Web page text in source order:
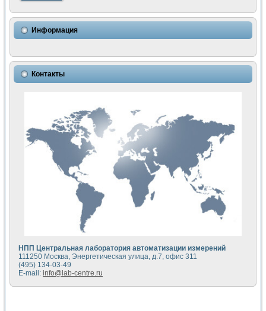
Использование NI LabVIEW для математического
Исследовние возможности создания измерителя ВАХ
Математическое моделирование генератора сигналов -
Применение осциллографического модуля с высоким
Симуляция отклика импульсного радиолокационного
Автоматизация формирования уравнений состояния для
Разработка автоматизированного стенда для измерения
Применение среды LabVIEW для построения картины
Портативная система для определения показателей
Использование LabVIEW для управления источником
Устройство для снятия вольт-амперных характеристик
Передовые научные технологии: нано-, фемто-,
Автоматизированная установка по измерению временных
Автоматизированный лабораторный комплекс на базе
Визуализация моделирования и оптимизации тепловой
Виртуальный прибор для исследования функциональных
Исследование возможности создания экономичного
Исследование кинетики движения макрочастиц в
Метод прогнозирования свойств дисперсных продуктов
Недорогая система управления сверхпроводящим
Применение технологий NI в курсе экспериментальной
Расчет переноса аэрозоля и выпадения осадка в
Информация
Контакты
НПП Центральная лаборатория автоматизации измерений
111250 Москва, Энергетическая улица, д.7, офис 311
(495) 134-03-49
E-mail: info@lab-centre.ru